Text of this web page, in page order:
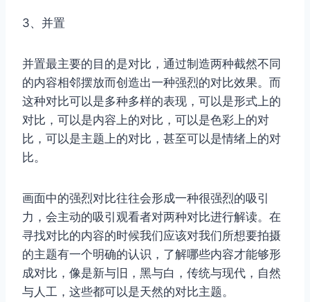
3、并置
并置最主要的目的是对比，通过制造两种截然不同
的内容相邻摆放而创造出一种强烈的对比效果。而
这种对比可以是多种多样的表现，可以是形式上的
对比，可以是内容上的对比，可以是色彩上的对
比，可以是主题上的对比，甚至可以是情绪上的对
比。
画面中的强烈对比往往会形成一种很强烈的吸引
力，会主动的吸引观看者对两种对比进行解读。在
寻找对比的内容的时候我们应该对我们所想要拍摄
的主题有一个明确的认识，了解哪些内容才能够形
成对比，像是新与旧，黑与白，传统与现代，自然
与人工，这些都可以是天然的对比主题。